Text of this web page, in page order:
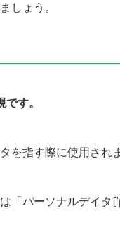
しょう。
す。
を指す際に使用されま
「パーソナルデイタ